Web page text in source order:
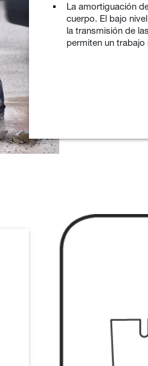
La amortiguación
cuerpo. El bajo
la transmisión de
permiten un